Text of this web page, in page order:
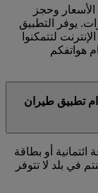
وحجز
يوفر التطبيق
لتتمكنوا
هواتفكم
تطبيق طيران
أو بطاقة
في بلد لا تتوفر